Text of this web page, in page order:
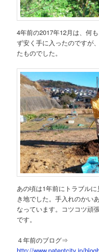
4年前の2017年12月は、何
ず安く手に入ったのですが
たものでした。
あの頃は1年前にトラブル
き地でした。手入れのかい
なっています。コツコツ頑
です。
４年前のブログ⇒